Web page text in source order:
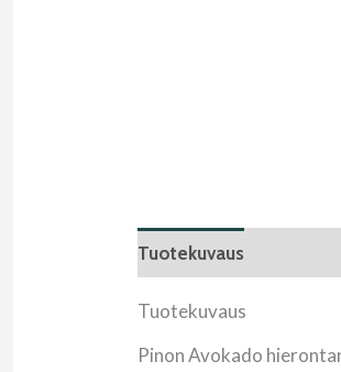
Tuotekuvaus
Tuotekuvaus
Pinon Avokado